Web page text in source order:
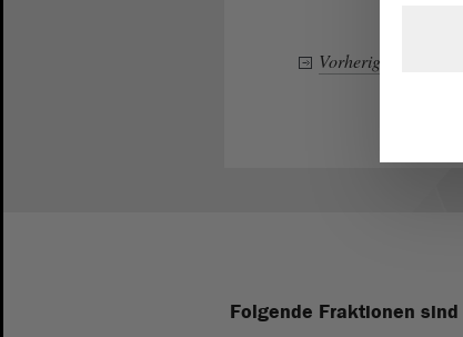
Vorheriger Eintrag
Folgende Fraktionen